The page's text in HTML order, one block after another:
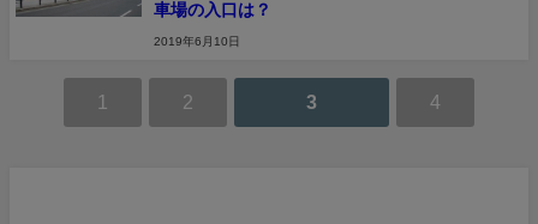
車場の入口は？
2019年6月10日
1 2 3 4